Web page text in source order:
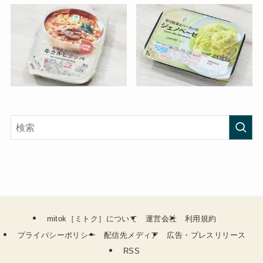
mitok［ミトク］について 運営会社
利用規約
プライバシーポリシー
配信先メディア
広告・プレスリリース
RSS